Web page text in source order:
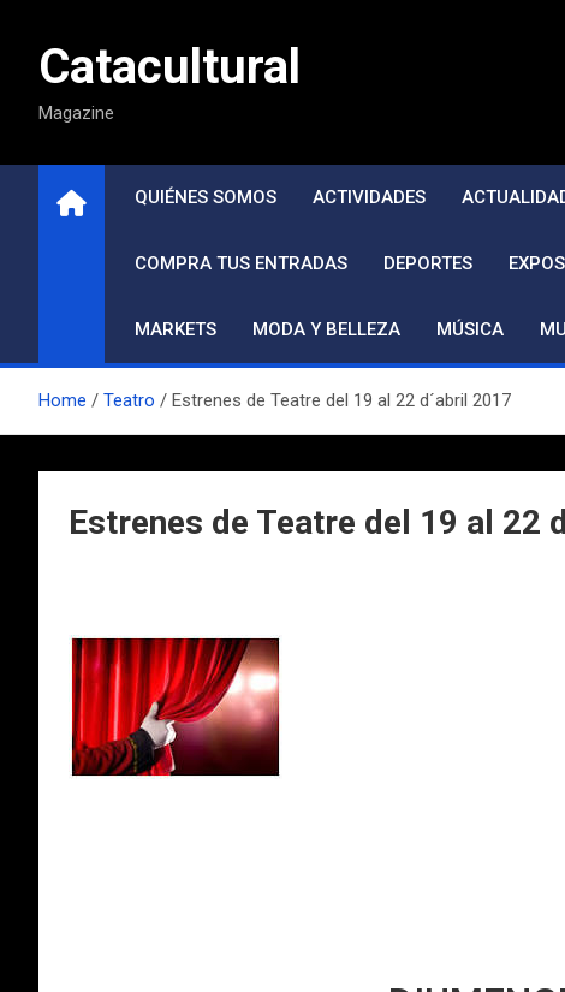
contenidoCatacultural
Magazine
QUIÉNES SOMOS ACTIVIDADES
COMPRA TUS ENTRADAS DEPORTES
MARKETS MODA Y BELLEZA MÚSICA
Home Teatro Estrenes de Teatre del 19 al 22 d´abril 2017
Estrenes de Teatre del 19 al 22